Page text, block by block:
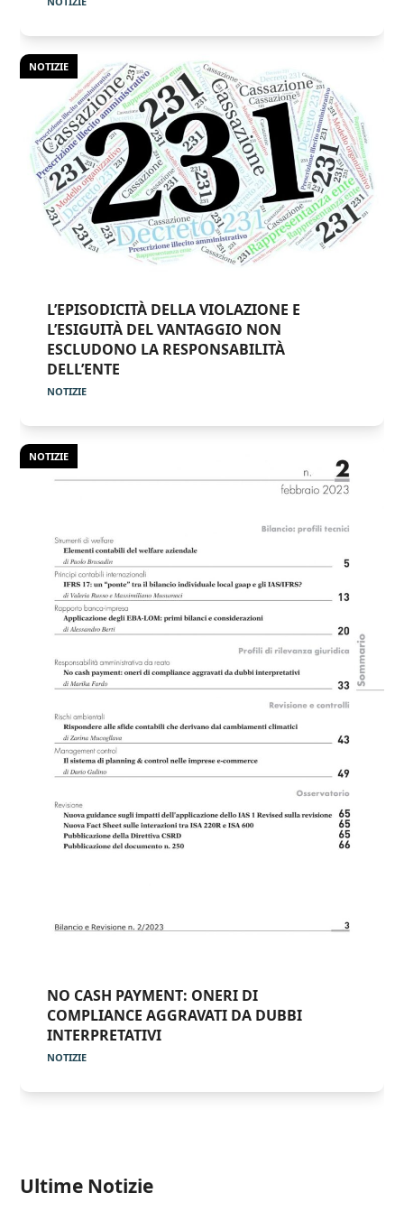
NOTIZIE
L’EPISODICITÀ DELLA VIOLAZIONE E
L’ESIGUITÀ DEL VANTAGGIO NON
ESCLUDONO LA RESPONSABILITÀ
DELL’ENTE
NOTIZIE
NOTIZIE
NO CASH PAYMENT: ONERI DI
COMPLIANCE AGGRAVATI DA DUBBI
INTERPRETATIVI
NOTIZIE
Ultime Notizie